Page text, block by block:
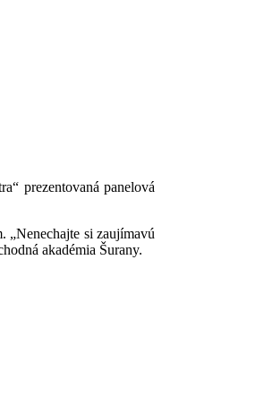
prezentovaná panelová
„Nenechajte si zaujímavú
akadémia Šurany.